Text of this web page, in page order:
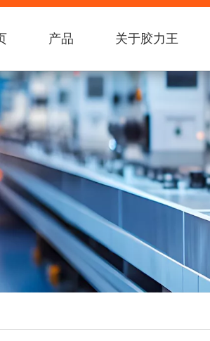
产品 关于胶力王